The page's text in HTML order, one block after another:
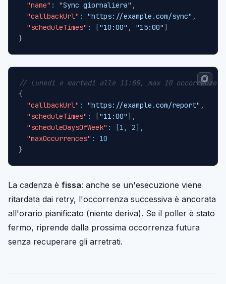
"name" : "Sync giornaliera" ,
"callbackUrl" : "https://example.com/sync" ,
"scheduleTimes" : ["10:00" , "15:00"]
}
// Lunedì e martedì alle 11:00, max 10 occorrenze
{
"callbackUrl" : "https://example.com/report" ,
"scheduleTimes" : ["11:00"] ,
"scheduleDaysOfWeek" : [1 , 2] ,
"maxOccurrences" :
10
}
La cadenza è fissa: anche se un'esecuzione viene
ritardata dai retry, l'occorrenza successiva è ancorata
all'orario pianificato (niente deriva). Se il poller è stato
fermo, riprende dalla prossima occorrenza futura
senza recuperare gli arretrati.